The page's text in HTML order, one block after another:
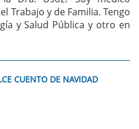
Trabajo y de Familia. Tengo
y Salud Pública y otro en
CUENTO DE NAVIDAD